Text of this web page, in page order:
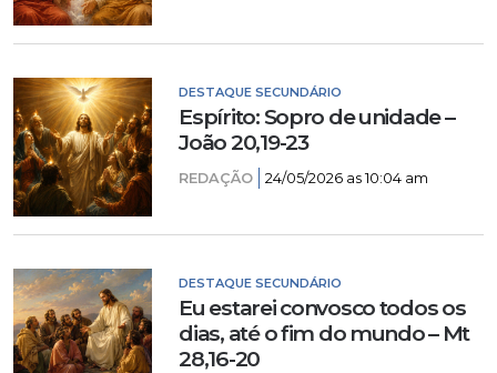
DESTAQUE SECUNDÁRIO
Espírito: Sopro de unidade –
João 20,19-23
REDAÇÃO 24/05/2026 as 10:04 am
DESTAQUE SECUNDÁRIO
Eu estarei convosco todos os
dias, até o fim do mundo – Mt
28,16-20